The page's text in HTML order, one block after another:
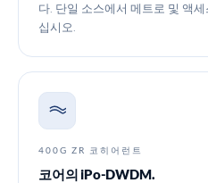
다. 단일 소스에서 메트로 및 액
십시오.
400G ZR 코히어런트
코어의 iPo-DWDM.